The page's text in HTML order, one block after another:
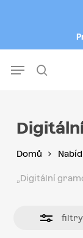
Menu
Domů
„Digitální
filtry